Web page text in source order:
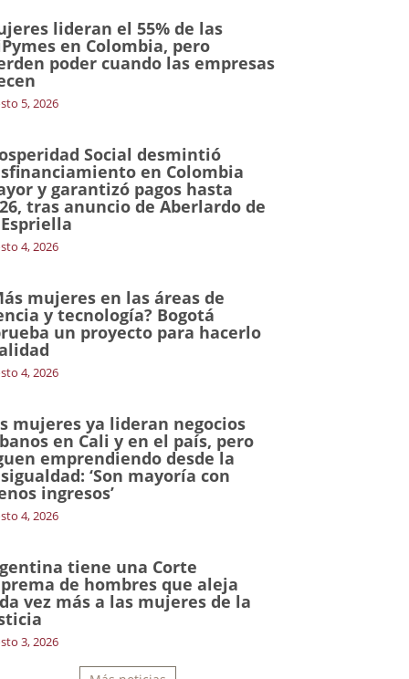
lideran el 55% de las
en Colombia, pero
poder cuando las empresas
5, 2026
Social desmintió
en Colombia
y garantizó pagos hasta
tras anuncio de Aberlardo de
4, 2026
mujeres en las áreas de
y tecnología? Bogotá
un proyecto para hacerlo
4, 2026
mujeres ya lideran negocios
en Cali y en el país, pero
emprendiendo desde la
‘Son mayoría con
ingresos’
4, 2026
tiene una Corte
de hombres que aleja
vez más a las mujeres de la
3, 2026